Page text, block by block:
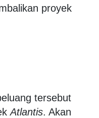
proyek
tersebut
Atlantis. Akan